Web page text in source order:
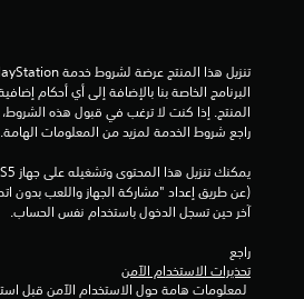
راجع شروط الخدمة لمزيد من المعلومات الهامة.
آخر حين تسجل الدخول باستخدام نفس الحساب.
راجع
تحذيرات الاستخدام الآمن